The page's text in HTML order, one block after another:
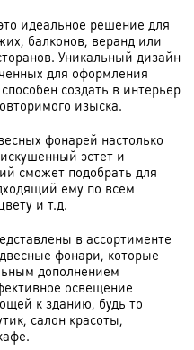
идеальное решение для
балконов, веранд или
Уникальный дизайн
для оформления
создать в интерьер
изыска.
фонарей настолько
эстет и
сможет подобрать для
ему по всем
и т.д.
в ассортименте
фонари, которые
дополнением
освещение
к зданию, будь то
салон красоты,